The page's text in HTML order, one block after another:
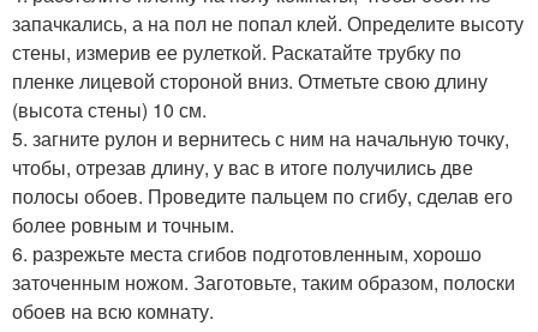
запачкались, а на пол не попал клей. Определите высоту
стены, измерив ее рулеткой. Раскатайте трубку по
пленке лицевой стороной вниз. Отметьте свою длину
(высота стены) 10 см.
5. загните рулон и вернитесь с ним на начальную точку,
чтобы, отрезав длину, у вас в итоге получились две
полосы обоев. Проведите пальцем по сгибу, сделав его
более ровным и точным.
6. разрежьте места сгибов подготовленным, хорошо
заточенным ножом. Заготовьте, таким образом, полоски
обоев на всю комнату.